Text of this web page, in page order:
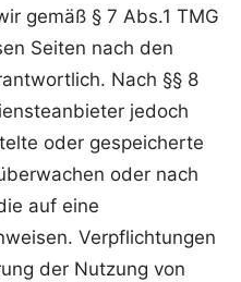
gemäß § 7 Abs.1 TMG
Seiten nach den
Nach §§ 8
jedoch
oder gespeicherte
oder nach
auf eine
Verpflichtungen
der Nutzung von